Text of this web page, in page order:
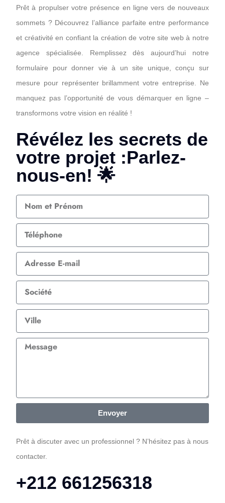
Prêt à propulser votre présence en ligne vers de nouveaux
sommets ? Découvrez l’alliance parfaite entre performance
et créativité en confiant la création de votre site web à notre
agence spécialisée. Remplissez dès aujourd’hui notre
formulaire pour donner vie à un site unique, conçu sur
mesure pour représenter brillamment votre entreprise. Ne
manquez pas l’opportunité de vous démarquer en ligne –
transformons votre vision en réalité !
Révélez les secrets de
votre projet :Parlez-
nous-en! 🌟
Envoyer
Prêt à discuter avec un professionnel ? N’hésitez pas à nous
contacter.
+212 661256318